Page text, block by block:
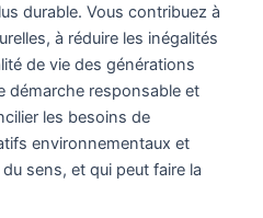
durable. Vous contribuez à
à réduire les inégalités
de vie des générations
démarche responsable et
les besoins de
environnementaux et
sens, et qui peut faire la